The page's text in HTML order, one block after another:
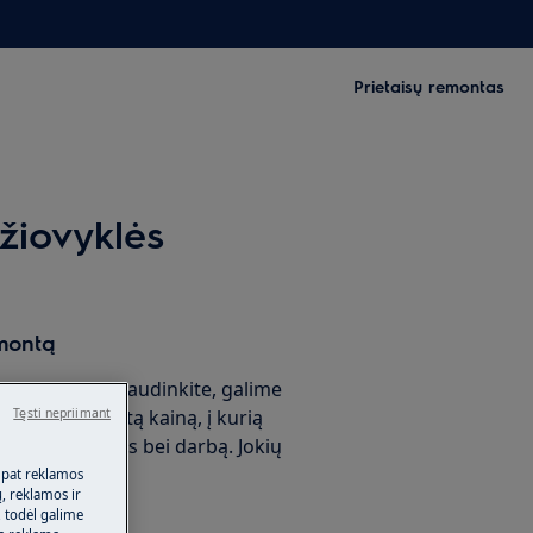
Prietaisų remontas
Nesijaudinkite, galime
už fiksuotą kainą, į kurią
dalis bei darbą. Jokių
reklamos
reklamos ir
todėl galime
Tęsti nepriimant